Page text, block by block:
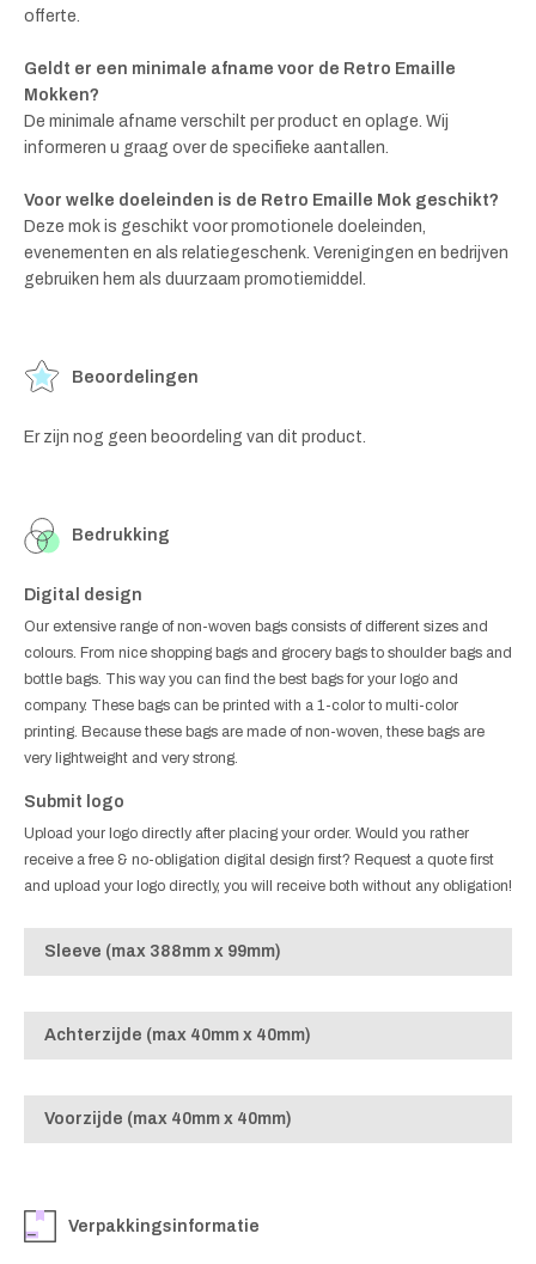
offerte.
Geldt er een minimale afname voor de Retro Emaille
Mokken?
De minimale afname verschilt per product en oplage. Wij
informeren u graag over de specifieke aantallen.
Voor welke doeleinden is de Retro Emaille Mok geschikt?
Deze mok is geschikt voor promotionele doeleinden,
evenementen en als relatiegeschenk. Verenigingen en bedrijven
gebruiken hem als duurzaam promotiemiddel.
Beoordelingen
Er zijn nog geen beoordeling van dit product.
Bedrukking
Digital design
Our extensive range of non-woven bags consists of different sizes and
colours. From nice shopping bags and grocery bags to shoulder bags and
bottle bags. This way you can find the best bags for your logo and
company. These bags can be printed with a 1-color to multi-color
printing. Because these bags are made of non-woven, these bags are
very lightweight and very strong.
Submit logo
Upload your logo directly after placing your order. Would you rather
receive a free & no-obligation digital design first? Request a quote first
and upload your logo directly, you will receive both without any obligation!
Sleeve (max 388mm x 99mm)
Achterzijde (max 40mm x 40mm)
Voorzijde (max 40mm x 40mm)
Verpakkingsinformatie